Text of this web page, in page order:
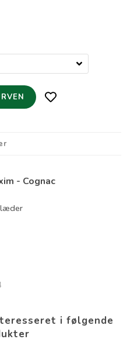
- Cognac
læder
i følgende